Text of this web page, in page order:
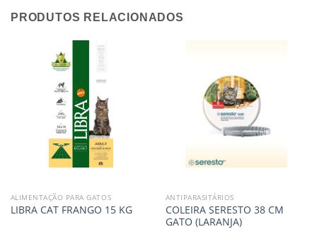
PRODUTOS RELACIONADOS
ALIMENTAÇÃO PARA GATOS
LIBRA CAT FRANGO 15 KG
ANTIPARASITÁRIOS
COLEIRA SERESTO 38 CM
GATO (LARANJA)